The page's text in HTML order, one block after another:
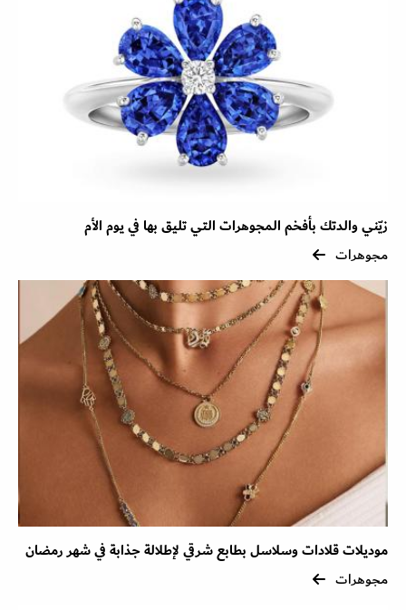
زيّني والدتك بأفخم المجوهرات التي تليق بها في يوم الأم
مجوهرات
موديلات قلادات وسلاسل بطابع شرقي لإطلالة جذابة في شهر رمضان
مجوهرات